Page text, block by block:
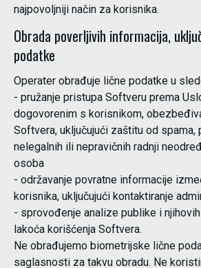
najpovoljniji način za korisnika.
Obrada poverljivih informacija,
podatke
Operater obrađuje lične podatke u
- pružanje pristupa Softveru prema
dogovorenim s korisnikom,
Softvera, uključujući zaštitu od
nelegalnih ili nepravičnih radnji
osoba
- održavanje povratne informacije
korisnika, uključujući kontaktiranje
- sprovođenje analize publike i
lakoća korišćenja Softvera.
Ne obrađujemo biometrijske lične
saglasnosti za takvu obradu. Ne